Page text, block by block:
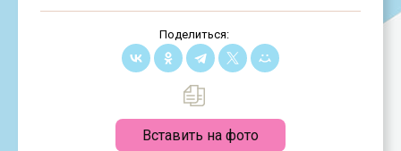
Поделиться:
Вставить на фото